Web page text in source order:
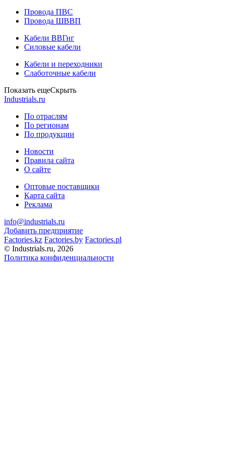
Провода ПВС
Провода ШВВП
Кабели ВВГнг
Силовые кабели
Кабели и переходники
Слаботочные кабели
Показать ещеСкрыть
Industrials.ru
По отраслям
По регионам
По продукции
Новости
Правила сайта
О сайте
Оптовые поставщики
Карта сайта
Реклама
info@industrials.ru
Добавить предприятие
Factories.kz Factories.by Factories.pl
© Industrials.ru, 2026
Политика конфиденциальности